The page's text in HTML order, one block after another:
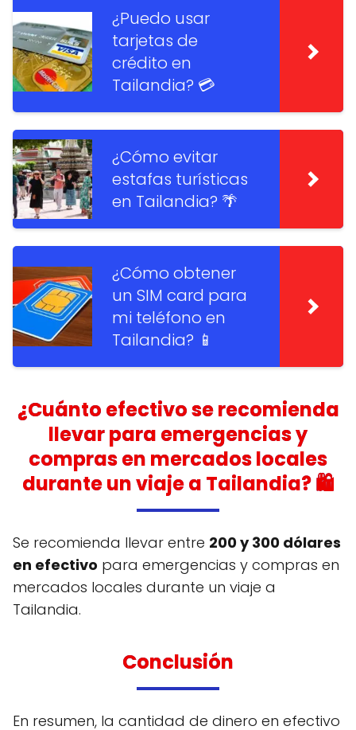
¿Puedo usar
tarjetas de
crédito en
Tailandia? 💳
¿Cómo evitar
estafas turísticas
en Tailandia? 🌴
¿Cómo obtener
un SIM card para
mi teléfono en
Tailandia? 📱
¿Cuánto efectivo se recomienda
llevar para emergencias y
compras en mercados locales
durante un viaje a Tailandia? 🛍
Se recomienda llevar entre 200 y 300 dólares
en efectivo para emergencias y compras en
mercados locales durante un viaje a
Tailandia.
Conclusión
En resumen, la cantidad de dinero en efectivo